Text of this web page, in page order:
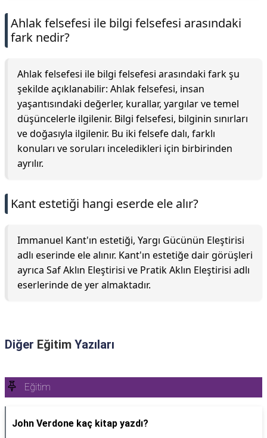
Ahlak felsefesi ile bilgi felsefesi arasındaki
fark nedir?
Ahlak felsefesi ile bilgi felsefesi arasındaki fark şu
şekilde açıklanabilir: Ahlak felsefesi, insan
yaşantısındaki değerler, kurallar, yargılar ve temel
düşüncelerle ilgilenir. Bilgi felsefesi, bilginin sınırları
ve doğasıyla ilgilenir. Bu iki felsefe dalı, farklı
konuları ve soruları inceledikleri için birbirinden
ayrılır.
Kant estetiği hangi eserde ele alır?
Immanuel Kant'ın estetiği, Yargı Gücünün Eleştirisi
adlı eserinde ele alınır. Kant'ın estetiğe dair görüşleri
ayrıca Saf Aklın Eleştirisi ve Pratik Aklın Eleştirisi adlı
eserlerinde de yer almaktadır.
Diğer Eğitim Yazıları
Eğitim
John Verdone kaç kitap yazdı?